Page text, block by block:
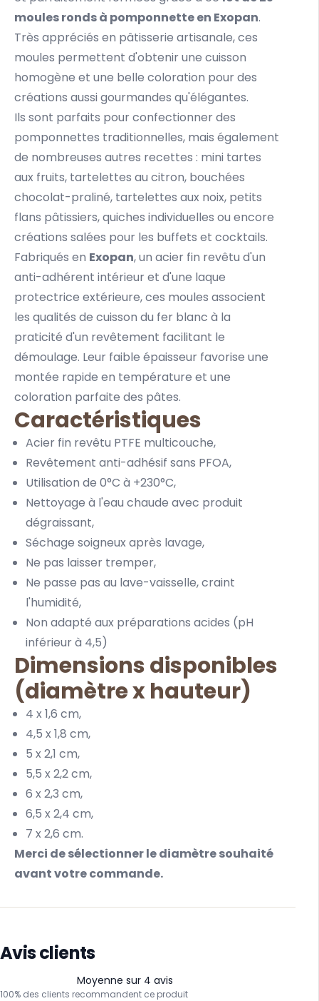
moules ronds à pomponnette en Exopan.
Très appréciés en pâtisserie artisanale, ces
moules permettent d'obtenir une cuisson
homogène et une belle coloration pour des
créations aussi gourmandes qu'élégantes.
Ils sont parfaits pour confectionner des
pomponnettes traditionnelles, mais également
de nombreuses autres recettes : mini tartes
aux fruits, tartelettes au citron, bouchées
chocolat-praliné, tartelettes aux noix, petits
flans pâtissiers, quiches individuelles ou encore
créations salées pour les buffets et cocktails.
Fabriqués en Exopan, un acier fin revêtu d'un
anti-adhérent intérieur et d'une laque
protectrice extérieure, ces moules associent
les qualités de cuisson du fer blanc à la
praticité d'un revêtement facilitant le
démoulage. Leur faible épaisseur favorise une
montée rapide en température et une
coloration parfaite des pâtes.
Caractéristiques
Acier fin revêtu PTFE multicouche,
Revêtement anti-adhésif sans PFOA,
Utilisation de 0°C à +230°C,
Nettoyage à l'eau chaude avec produit
dégraissant,
Séchage soigneux après lavage,
Ne pas laisser tremper,
Ne passe pas au lave-vaisselle, craint
l'humidité,
Non adapté aux préparations acides (pH
inférieur à 4,5)
Dimensions disponibles
(diamètre x hauteur)
4 x 1,6 cm,
4,5 x 1,8 cm,
5 x 2,1 cm,
5,5 x 2,2 cm,
6 x 2,3 cm,
6,5 x 2,4 cm,
7 x 2,6 cm.
Merci de sélectionner le diamètre souhaité
avant votre commande.
Avis clients
Moyenne sur 4 avis
100% des clients recommandent ce produit